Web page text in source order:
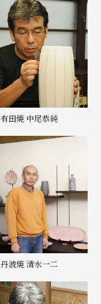
有田焼 中尾恭純
丹波焼 清水一二